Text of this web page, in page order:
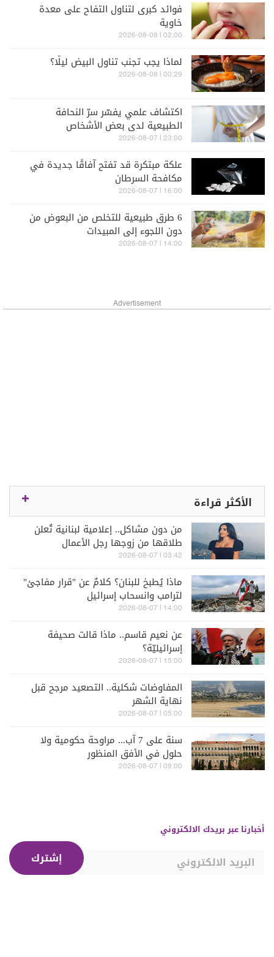
فوائد كبرى لتناول التفاح على معدة
خاوية
02:00 | 2026-08-08
لماذا يجب تجنب تناول البيض ليلًا؟
00:29 | 2026-08-08
اكتشاف علمي يفسّر سرّ النحافة
الطبيعية لدى بعض الأشخاص
23:00 | 2026-08-07
علكة مبتكرة قد تفتح آفاقًا جديدة في
مكافحة السرطان
16:00 | 2026-08-07
6 طرق طبيعية للتخلص من البعوض من
دون اللجوء إلى المبيدات
14:00 | 2026-08-07
Advertisement
الأكثر قراءة
من دون مشاكل.. إعلامية لبنانية تُعلن
طلاقها من زوجها رجل الأعمال
03:42 | 2026-08-07
ماذا يُطبخ للبنان؟ كلامٌ عن "قرار مفاجئ"
لترامب وانسحاب إسرائيل
14:00 | 2026-08-07
عن نعيم قاسم.. ماذا قالت صحيفة
إسرائيليّة؟
15:00 | 2026-08-07
المفاوضات شكلية.. التصعيد مرجح قبل
نهاية الشهر
05:00 | 2026-08-07
سنة على 7 آب... مراوحة حكومية ولا
حلول في الأفق المنظور
09:00 | 2026-08-07
أخبارنا عبر بريدك الالكتروني
إشترك